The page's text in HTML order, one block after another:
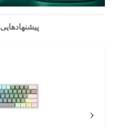
پیشنهادهایی
‹